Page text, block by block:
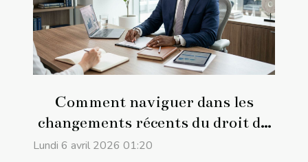
Comment naviguer dans les
changements récents du droit du
travail ?
Lundi 6 avril 2026 01:20